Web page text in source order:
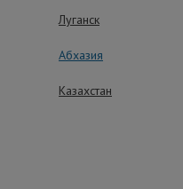
колесах ,позволяя
Защитное
Луганск
Абхазия
Казахстан